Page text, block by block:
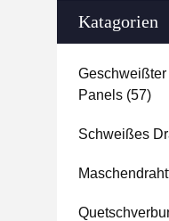
Katagorien
Geschweißter
Panels (57)
Schweißes